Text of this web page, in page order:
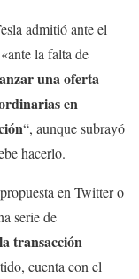
admitió ante el
la falta de
una oferta
en
“, aunque subrayó
hacerlo.
en Twitter o
serie de
transacción
cuenta con el